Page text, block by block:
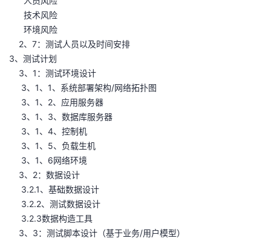
技术风险
环境风险
2、7：测试人员以及时间安排
3、测试计划
3、1：测试环境设计
3、1、1、系统部署架构/网络拓扑图
3、1、2、应用服务器
3、1、3、数据库服务器
3、1、4、控制机
3、1、5、负载生机
3、1、6网络环境
3、2：数据设计
3.2.1、基础数据设计
3.2.2、测试数据设计
3.2.3数据构造工具
3、3：测试脚本设计（基于业务/用户模型）